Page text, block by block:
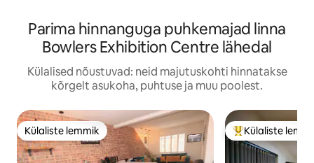
Parima hinnanguga puhkemajad linna
Bowlers Exhibition Centre lähedal
Külalised nõustuvad: neid majutuskohti hinnatakse
kõrgelt asukoha, puhtuse ja muu poolest.
Külaliste lemmik
Külaliste lemmik Külaliste suur
Külaliste